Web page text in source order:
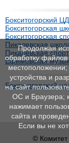
Бокситогорский
Бокситогорская
Бокситогорская
Пикалевская
Пикалевская
Ефимовская
Бокситогорский
© Комитет
Продолжая
обработку файлов
устройства и
на сайт
ОС и Браузера;
нажимает
сайта и
Если вы не